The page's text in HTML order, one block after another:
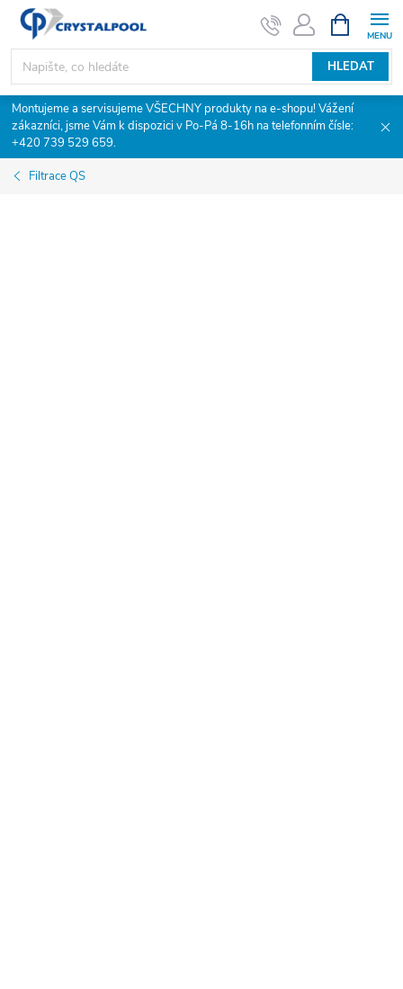
Přejít
obsah
HLEDAT
NÁKUPNÍ
KOŠÍK
Montujeme a servisujeme VŠECHNY produkty na e-shopu! Vážení
zákazníci, jsme Vám k dispozici v Po-Pá 8-16h na telefonním čísle:
+420 739 529 659.
Filtrace QS